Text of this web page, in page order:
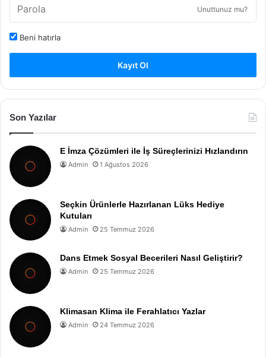
Unuttunuz mu?
Beni hatırla
Kayıt Ol
Son Yazılar
E İmza Çözümleri ile İş Süreçlerinizi Hızlandırın
Admin 1 Ağustos 2026
Seçkin Ürünlerle Hazırlanan Lüks Hediye
Kutuları
Admin 25 Temmuz 2026
Dans Etmek Sosyal Becerileri Nasıl Geliştirir?
Admin 25 Temmuz 2026
Klimasan Klima ile Ferahlatıcı Yazlar
Admin 24 Temmuz 2026